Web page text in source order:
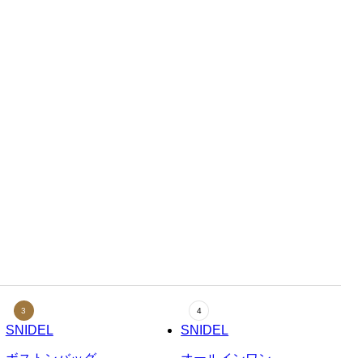
SNIDEL SNIDEL